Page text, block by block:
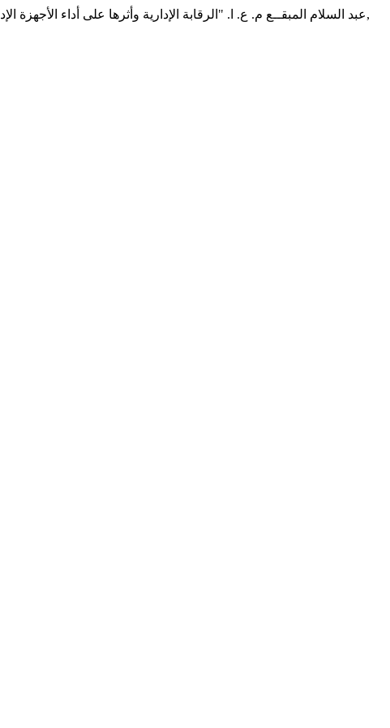
عبد السلام المبقــع م. ع. ا. "الرقابة الإدارية وأثرها على أداء الأجهزة